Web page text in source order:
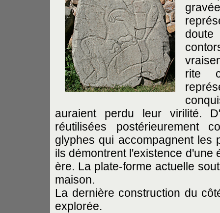
rite
auraient perdu leur virilité.
réutilisées postérieurement
glyphes qui accompagnent les
ils démontrent l'existence d'une
ère. La plate-forme actuelle
maison.
La dernière construction du
explorée.